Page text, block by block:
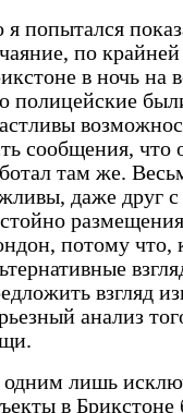
я попытался
по
в ночь на
полицейские
сообщения, что
там же.
даже друг
потому что,
взгляд
анализ
одним лишь
в